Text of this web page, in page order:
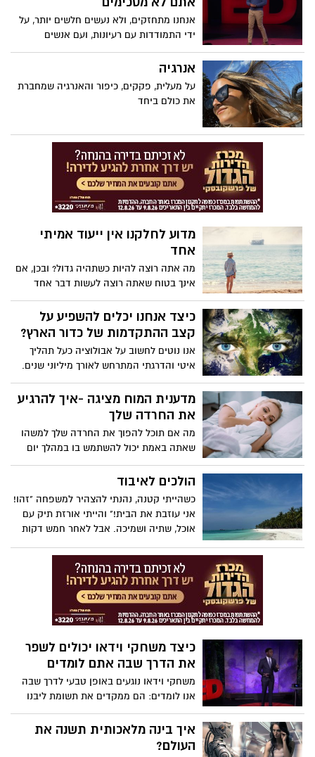
אנחנו מתחזקים, ולא נעשים חלשים יותר, על
ידי התמודדות עם רעיונות, ועם אנשים
שאנחנו לא מסכימים איתם ", אומר זכארי ר.
ווד. בשיחה חשובה על מציאת בסיס משותף,
אמפתיה ולהשיג הבנה על ידי התמודדות
החוצה של נקודות מבט מנוגדות לא גורם להן
להסתלק", אומר ווד. "כדי להשיג התקדמות
מול מצבי מצוקה, אנחנו צריכים מחויבות
אמיתית כדי להשיג הבנה עמוקה יותר של
האנושות."
אנרגיה
על מעלית, פקקים, כיפור והאנרגיה שמחברת
את כולם ביחד
מדוע לחלקנו אין ייעוד אמיתי
אחד
מה אתה רוצה להיות כשתהיה גדול? ובכן, אם
אינך בטוח שאתה רוצה לעשות דבר אחד
למשך שארית חייך, אינך לבד. בשיחה מאירת
עיניים זו, הסופרת והאמנית אמילי וופניק
מתארת את האנשים להם היא קוראת
"מולטי-פוטנציאליים" - להם יש מגוון רחב של
תחומי עניין ועבודות לאורך החיים. האם אתה
אחד מהם?
כיצד אנחנו יכלים להשפיע על
קצב ההתקדמות של כדור הארץ?
אנו נוטים לחשוב על אבולוציה כעל תהליך
איטי והדרגתי המתרחש לאורך מיליוני שנים.
אבל הביולוג האבולוציוני שיין קמפבל-סטטון
אומר שהטבע משתנה כעת במהירות מסחררת
כדי לעמוד בקצב של העולם שהאנושות
בנתה. מפילים חסרי חטים שנמלטים מציידים
ועד זאבים החיים באזור ההדרה
הרדיואקטיבי של צ'רנוביל, קמפבל-סטטון
מציגה כיצד החיים מסתגלים במהירות
בדרכים מפתיעות - ומבקשת מאיתנו לחשוב
מחדש כיצד נוכל להגן על המגוון הביולוגי של
כדור הארץ.
מדענית המוח מציגה -איך להרגיע
את החרדה שלך
מה אם תוכל להפוך את החרדה שלך למשהו
שאתה באמת יכול להשתמש בו במהלך יום
העבודה שלך? מדעית המוח וונדי סוזוקי
חולקת שתי פעילויות מבוססות ראיות -
העצבים שלך ולדלק יצירתיות וחיבור.
הולכים לאיבוד
כשהייתי קטנה, נהנתי להצהיר למשפחה "זהו!
אני עוזבת את הבית!" והייתי אורזת תיק עם
אוכל, שתיה ושמיכה. אבל לאחר חמש דקות
כיצד משחקי וידאו יכולים לשפר
את הדרך שבה אתם לומדים
משחקי וידאו נוגעים באופן טבעי לדרך שבה
אנו לומדים: הם ממקדים את תשומת ליבנו
ועוקבים אחר ההתקדמות שלנו כשאנו
מתקדמים לעבר מטרה ברורה. קריס
אלכסנדר, פרופסור לעיצוב משחקי וידאו
איך בינה מלאכותית תשנה את
העולם?